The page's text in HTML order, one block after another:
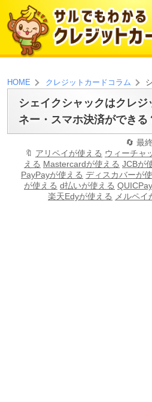
HOME クレジットカードコラム
シェイクシャックはクレ
ネー・スマホ決済ができる
最
アリペイが使える ウィーチャ
える Mastercardが使える JCBが
PayPayが使える ディスカバーが
が使える d払いが使える
楽天Edyが使える メルペイ